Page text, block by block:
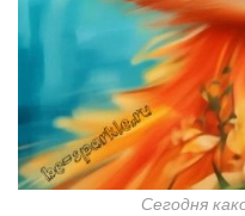
Сегодня